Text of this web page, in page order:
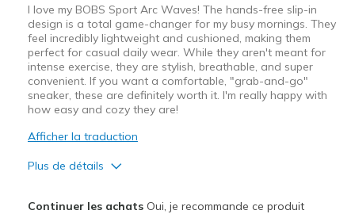
View On Shoes
Shoes are for Wearing
I love my BOBS Sport Arc Waves! The hands-free slip-in
design is a total game-changer for my busy mornings. They
feel incredibly lightweight and cushioned, making them
perfect for casual daily wear. While they aren't meant for
intense exercise, they are stylish, breathable, and super
convenient. If you want a comfortable, "grab-and-go"
sneaker, these are definitely worth it. I'm really happy with
how easy and cozy they are!
Afficher la traduction
Plus de détails
Continuer les achatsOui, je recommande ce produit